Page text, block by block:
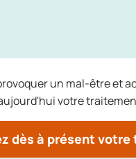
un mal-être et
votre
dès à présent